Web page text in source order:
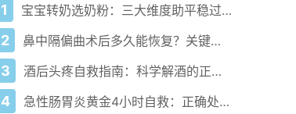
1 宝宝转奶选奶粉：三大维度助平稳过渡
2 鼻中隔偏曲术后多久能恢复？关键看这几点
3 酒后头疼自救指南：科学解酒的正确打开方式
4 急性肠胃炎黄金4小时自救：正确处置与误区避坑关键